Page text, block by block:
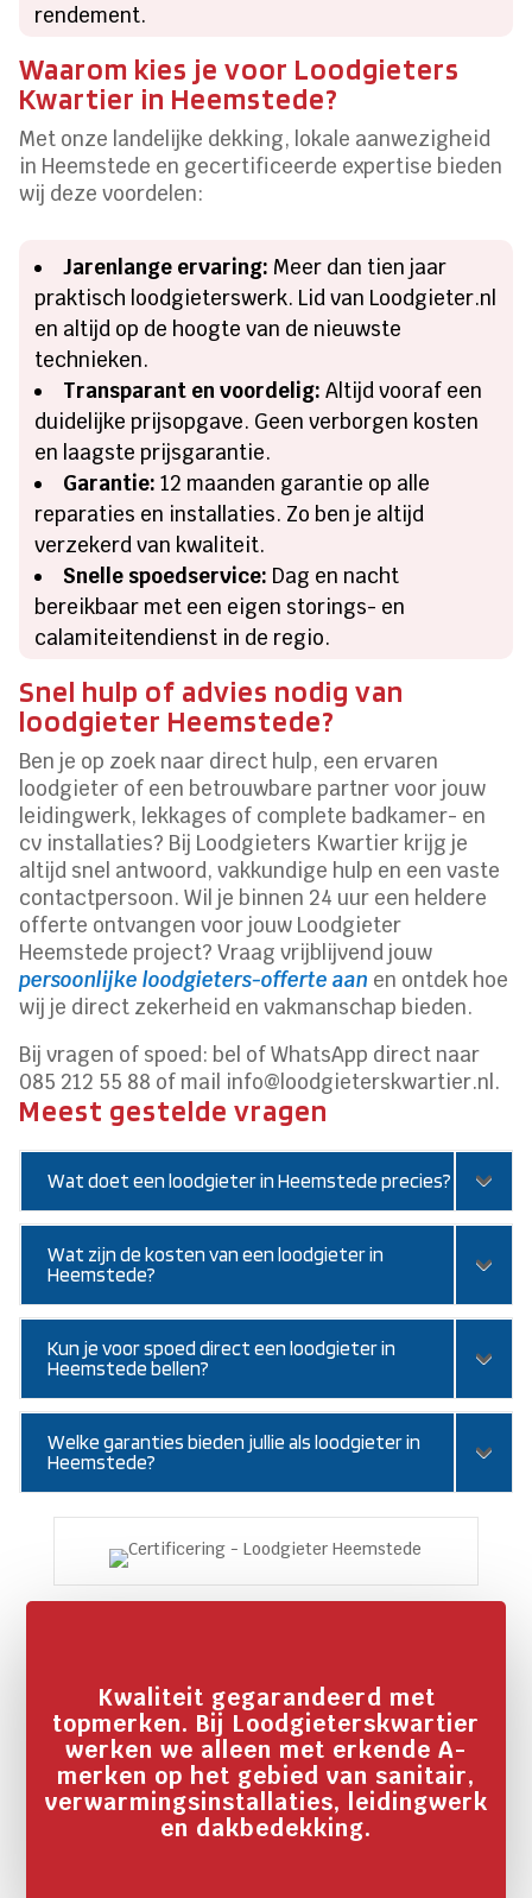
rendement.
Waarom kies je voor Loodgieters
Kwartier in Heemstede?
Met onze landelijke dekking, lokale aanwezigheid
in Heemstede en gecertificeerde expertise bieden
wij deze voordelen:
Jarenlange ervaring: Meer dan tien jaar
praktisch loodgieterswerk. Lid van Loodgieter.nl
en altijd op de hoogte van de nieuwste
technieken.
Transparant en voordelig: Altijd vooraf een
duidelijke prijsopgave. Geen verborgen kosten
en laagste prijsgarantie.
Garantie: 12 maanden garantie op alle
reparaties en installaties. Zo ben je altijd
verzekerd van kwaliteit.
Snelle spoedservice: Dag en nacht
bereikbaar met een eigen storings- en
calamiteitendienst in de regio.
Snel hulp of advies nodig van
loodgieter Heemstede?
Ben je op zoek naar direct hulp, een ervaren
loodgieter of een betrouwbare partner voor jouw
leidingwerk, lekkages of complete badkamer- en
cv installaties? Bij Loodgieters Kwartier krijg je
altijd snel antwoord, vakkundige hulp en een vaste
contactpersoon. Wil je binnen 24 uur een heldere
offerte ontvangen voor jouw Loodgieter
Heemstede project? Vraag vrijblijvend jouw
persoonlijke loodgieters-offerte aan en ontdek hoe
wij je direct zekerheid en vakmanschap bieden.
Bij vragen of spoed: bel of WhatsApp direct naar
085 212 55 88 of mail info@loodgieterskwartier.nl.
Meest gestelde vragen
Wat doet een loodgieter in Heemstede precies?
Wat zijn de kosten van een loodgieter in
Heemstede?
Kun je voor spoed direct een loodgieter in
Heemstede bellen?
Welke garanties bieden jullie als loodgieter in
Heemstede?
Kwaliteit gegarandeerd met
topmerken. Bij Loodgieterskwartier
werken we alleen met erkende A-
merken op het gebied van sanitair,
verwarmingsinstallaties, leidingwerk
en dakbedekking.